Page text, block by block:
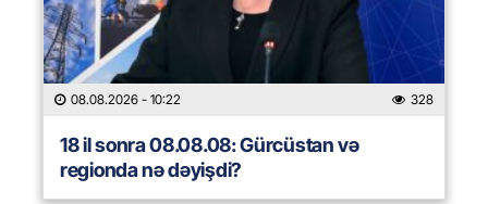
08.08.2026 - 10:22 328
18 il sonra 08.08.08: Gürcüstan və
regionda nə dəyişdi?